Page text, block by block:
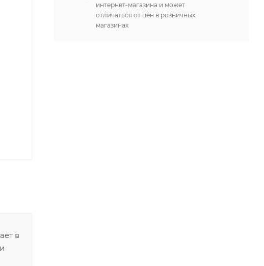
в
интернет-магазина и может
отличаться от цен в розничных
магазинах